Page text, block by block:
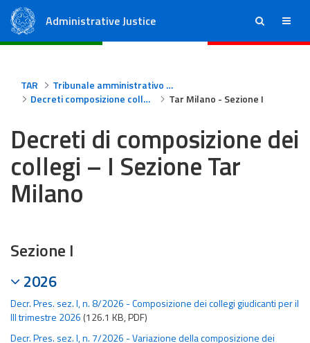
Administrative Justice ricerca menu
TAR
Tribunale amministrativo regionale per la Lombardia - Milano
Decreti composizione collegi Tar Milano
Tar Milano - Sezione I
Decreti di composizione dei
collegi – I Sezione Tar
Milano
Sezione I
2026
Decr. Pres. sez. I, n. 8/2026 - Composizione dei collegi giudicanti per il
III trimestre 2026 (126.1 KB, PDF)
Decr. Pres. sez. I, n. 7/2026 - Variazione della composizione dei